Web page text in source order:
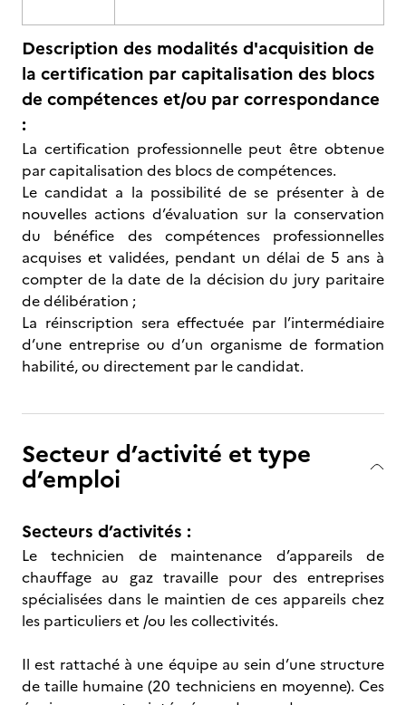
Description des modalités d'acquisition de
la certification par capitalisation des blocs
de compétences et/ou par correspondance
:
La certification professionnelle peut être obtenue
par capitalisation des blocs de compétences.
Le candidat a la possibilité de se présenter à de
nouvelles actions d’évaluation sur la conservation
du bénéfice des compétences professionnelles
acquises et validées, pendant un délai de 5 ans à
compter de la date de la décision du jury paritaire
de délibération ;
La réinscription sera effectuée par l’intermédiaire
d’une entreprise ou d’un organisme de formation
habilité, ou directement par le candidat.
Secteur d’activité et type
d’emploi
Secteurs d’activités :
Le technicien de maintenance d’appareils de
chauffage au gaz travaille pour des entreprises
spécialisées dans le maintien de ces appareils chez
les particuliers et /ou les collectivités.
Il est rattaché à une équipe au sein d’une structure
de taille humaine (20 techniciens en moyenne). Ces